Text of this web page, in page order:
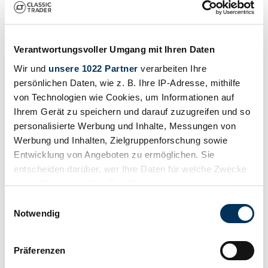
Verantwortungsvoller Umgang mit Ihren Daten
Wir und unsere 1022 Partner verarbeiten Ihre
persönlichen Daten, wie z. B. Ihre IP-Adresse, mithilfe
von Technologien wie Cookies, um Informationen auf
Ihrem Gerät zu speichern und darauf zuzugreifen und so
personalisierte Werbung und Inhalte, Messungen von
Werbung und Inhalten, Zielgruppenforschung sowie
Entwicklung von Angeboten zu ermöglichen. Sie
entscheiden darüber, wer Ihre Daten für welche Zwecke
nutzt. Sie können Ihre Einwilligung jederzeit über die
Trigger Symbol ändern oder widerrufen
Informationen über Ihre geografische Lage
Notwendig
Präferenzen
/50
1971 | Moto Guzzi Stornello 125 II
Moto Guzzi 125 STORNELLO